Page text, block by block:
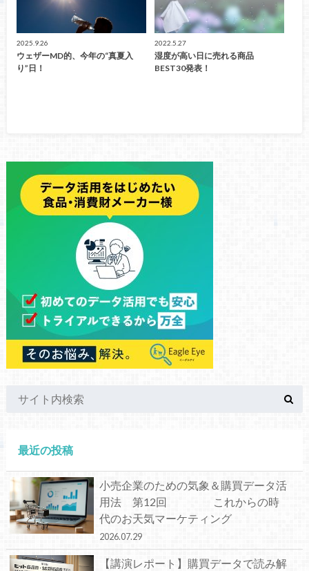
2025.9.26
ウェザーMD的、今年の“真夏入
り”日！
2022.5.27
湿度が高い日に売れる商品
BEST30発表！
最近の投稿
小売企業のための気象＆購買データ活
用法 第12回 これからの時
代のお天気マーケティング
2026.07.29
【講演レポート】購買データで読み解